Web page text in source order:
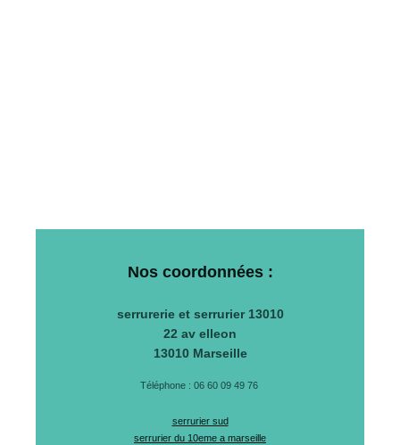
Nos coordonnées :
serrurerie et serrurier 13010
22 av elleon
13010 Marseille
Téléphone : 06 60 09 49 76
serrurier sud
serrurier du 10eme a marseille